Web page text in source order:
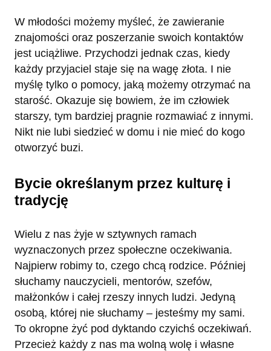
W młodości możemy myśleć, że zawieranie
znajomości oraz poszerzanie swoich kontaktów
jest uciążliwe. Przychodzi jednak czas, kiedy
każdy przyjaciel staje się na wagę złota. I nie
myślę tylko o pomocy, jaką możemy otrzymać na
starość. Okazuje się bowiem, że im człowiek
starszy, tym bardziej pragnie rozmawiać z innymi.
Nikt nie lubi siedzieć w domu i nie mieć do kogo
otworzyć buzi.
Bycie określanym przez kulturę i
tradycję
Wielu z nas żyje w sztywnych ramach
wyznaczonych przez społeczne oczekiwania.
Najpierw robimy to, czego chcą rodzice. Później
słuchamy nauczycieli, mentorów, szefów,
małżonków i całej rzeszy innych ludzi. Jedyną
osobą, której nie słuchamy – jesteśmy my sami.
To okropne żyć pod dyktando czyichś oczekiwań.
Przecież każdy z nas ma wolną wolę i własne